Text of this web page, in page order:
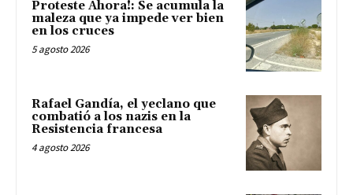
Proteste Ahora!: Se acumula la
maleza que ya impede ver bien
en los cruces
5 agosto 2026
Rafael Gandía, el yeclano que
combatió a los nazis en la
Resistencia francesa
4 agosto 2026